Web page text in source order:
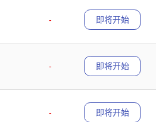
-
即将开始
-
即将开始
-
即将开始